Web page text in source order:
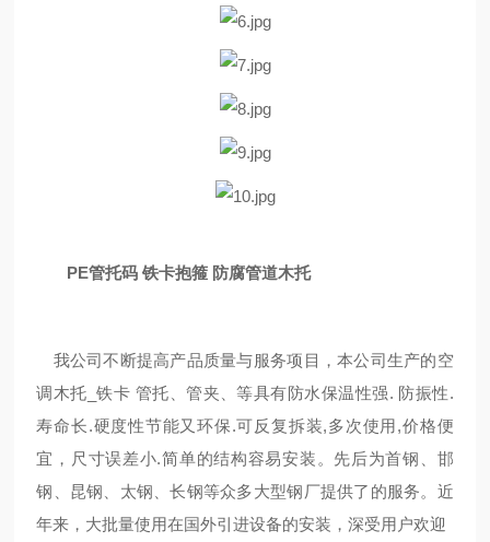
PE管托码 铁卡抱箍 防腐管道木托
我公司不断提高产品质量与服务项目，本公司生产的空
调木托_铁卡 管托、管夹、等具有防水保温性强. 防振性.
寿命长.硬度性节能又环保.可反复拆装,多次使用,价格便
宜，尺寸误差小.简单的结构容易安装。先后为首钢、邯
钢、昆钢、太钢、长钢等众多大型钢厂提供了的服务。近
年来，大批量使用在国外引进设备的安装，深受用户欢迎